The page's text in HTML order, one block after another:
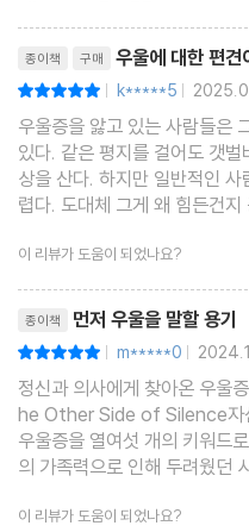
감과 정확한 조언’에 도움을
다. p.40# 우
종이책 구매 우울에 대한 편견
| k*****5 |
우울증을 앓고 있는 사람들은
있다. 같은 평지를 걸어도 갯
상을 산다. 하지만 일반적인
렵다. 도대체 그게 왜 힘든건
저 우울을 말할 용기를 가져
말한자가 감당해야 할 몫이리라
이 리뷰가 도움이 되었나요?
종이책 먼저 우울을 말할 용기
| m*****0 |
정신과 의사에게 찾아온 우울
he Other Side of Silence자
우울증을 열여섯 개의 키워드
의 가족력으로 인해 두려웠던
사를 찾아가 진행했던 약물치
살로 인해 느꼈던 좌절과 배신
이 리뷰가 도움이 되었나요?